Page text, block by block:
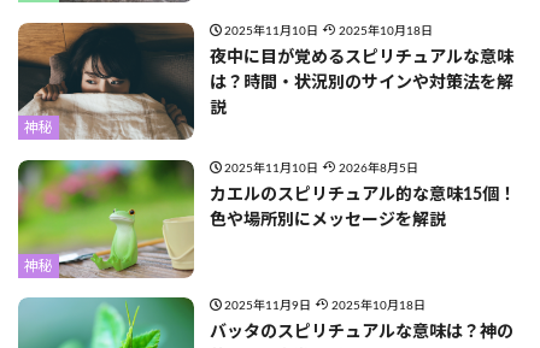
神秘
2025年11月10日 2025年10月18日
夜中に目が覚めるスピリチュアルな意味
は？時間・状況別のサインや対策法を解
説
神秘
2025年11月10日 2026年8月5日
カエルのスピリチュアル的な意味15個！
色や場所別にメッセージを解説
2025年11月9日 2025年10月18日
バッタのスピリチュアルな意味は？神の